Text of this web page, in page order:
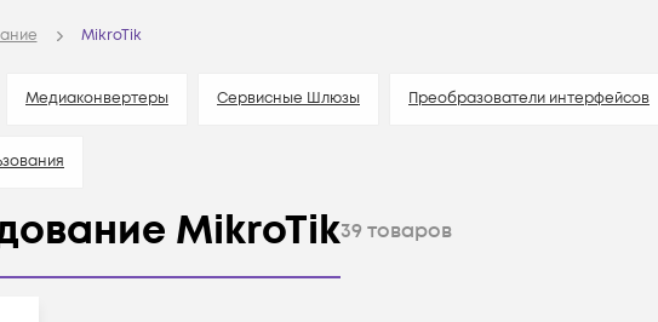
Техническая
MikroTik
Медиаконвертеры Сервисные Шлюзы Преобразователи интерфейсов
MikroTik39 товаров